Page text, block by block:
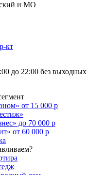
и МО
кт
до 22:00 без выходных
от 15 000 р
до 70 000 р
от 60 000 р